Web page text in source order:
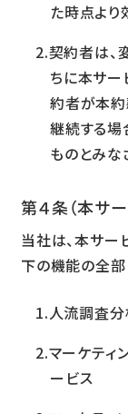
た時点より
契約者は、
ちに本サー
約者が本
継続する場
ものとみな
第４条（本サ
当社は、本サ
下の機能の全部
人流調査
マーケティ
ービス